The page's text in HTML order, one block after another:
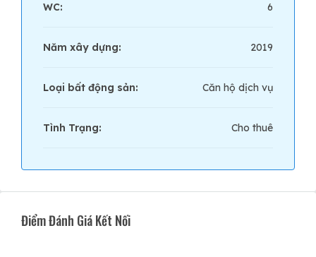
WC: 6
Năm xây dựng: 2019
Loại bất động sản: Căn hộ dịch vụ
Tình Trạng: Cho thuê
Điểm Đánh Giá Kết Nối